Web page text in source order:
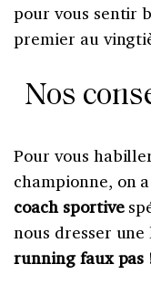
pour vous sentir
premier au
Nos
Pour vous
championne, on
coach sportive
nous dresser
running faux pas